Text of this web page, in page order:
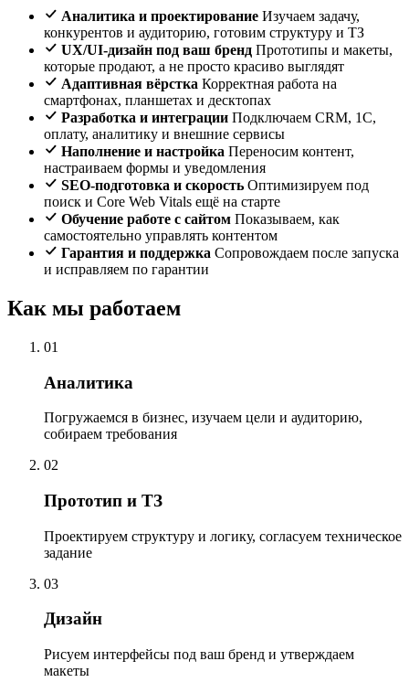
Аналитика и проектирование Изучаем задачу,
конкурентов и аудиторию, готовим структуру и ТЗ
UX/UI-дизайн под ваш бренд Прототипы и макеты,
которые продают, а не просто красиво выглядят
Адаптивная вёрстка Корректная работа на
смартфонах, планшетах и десктопах
Разработка и интеграции Подключаем CRM, 1С,
оплату, аналитику и внешние сервисы
Наполнение и настройка Переносим контент,
настраиваем формы и уведомления
SEO-подготовка и скорость Оптимизируем под
поиск и Core Web Vitals ещё на старте
Обучение работе с сайтом Показываем, как
самостоятельно управлять контентом
Гарантия и поддержка Сопровождаем после запуска
и исправляем по гарантии
Как мы работаем
01
Аналитика
Погружаемся в бизнес, изучаем цели и аудиторию,
собираем требования
02
Прототип и ТЗ
Проектируем структуру и логику, согласуем техническое
задание
03
Дизайн
Рисуем интерфейсы под ваш бренд и утверждаем
макеты